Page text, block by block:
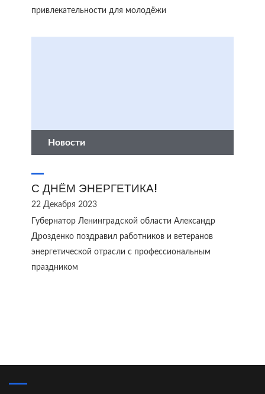
привлекательности для молодёжи
Новости
С ДНЁМ ЭНЕРГЕТИКА!
22 Декабря 2023
Губернатор Ленинградской области Александр
Дрозденко поздравил работников и ветеранов
энергетической отрасли с профессиональным
праздником